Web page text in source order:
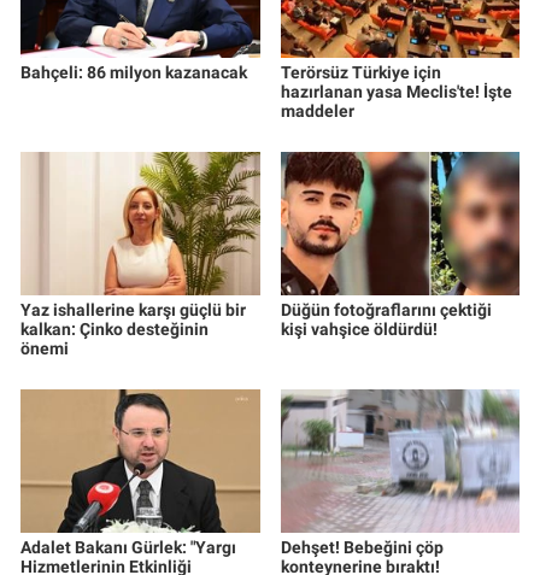
Bahçeli: 86 milyon kazanacak
Terörsüz Türkiye için
hazırlanan yasa Meclis'te! İşte
maddeler
Yaz ishallerine karşı güçlü bir
kalkan: Çinko desteğinin
önemi
Düğün fotoğraflarını çektiği
kişi vahşice öldürdü!
Adalet Bakanı Gürlek: "Yargı
Hizmetlerinin Etkinliği
Dehşet! Bebeğini çöp
konteynerine bıraktı!